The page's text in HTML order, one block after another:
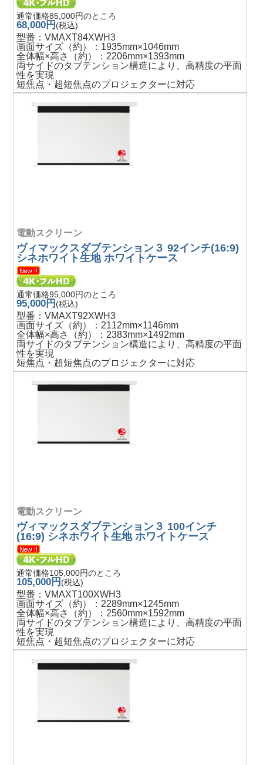
通常価格85,000円のところ
68,000円 (税込)
型番：VMAXT84XWH3
画面サイズ（約）：1935mm×1046mm
全体幅×高さ（約）：2206mm×1393mm
両サイドのタブテンション構造により、高精度の平面
性を実現
短焦点・超短焦点のプロジェクターに対応
電動スクリーン
ヴィマックスダブテンション３ 92インチ(16:9)
シネホワイト生地 ホワイトケース
通常価格95,000円のところ
95,000円 (税込)
型番：VMAXT92XWH3
画面サイズ（約）：2112mm×1146mm
全体幅×高さ（約）：2383mm×1492mm
両サイドのタブテンション構造により、高精度の平面
性を実現
短焦点・超短焦点のプロジェクターに対応
電動スクリーン
ヴィマックスダブテンション３ 100インチ
(16:9) シネホワイト生地 ホワイトケース
通常価格105,000円のところ
105,000円 (税込)
型番：VMAXT100XWH3
画面サイズ（約）：2289mm×1245mm
全体幅×高さ（約）：2560mm×1592mm
両サイドのタブテンション構造により、高精度の平面
性を実現
短焦点・超短焦点のプロジェクターに対応